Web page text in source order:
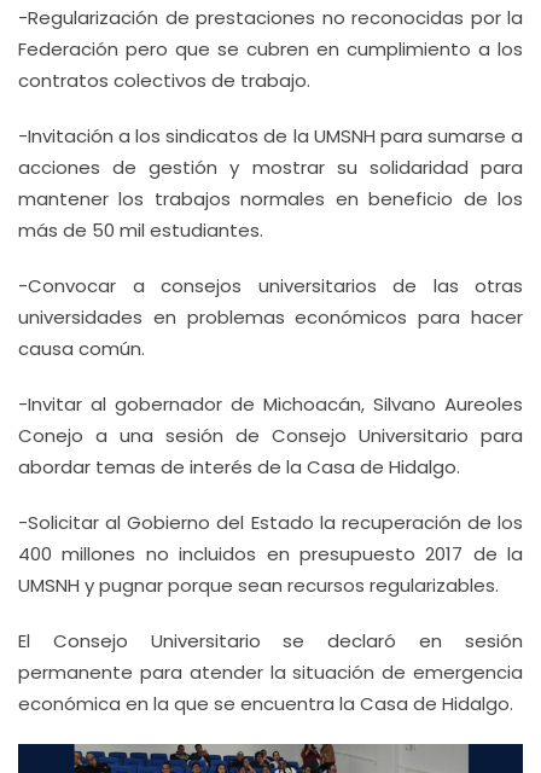
-Regularización de prestaciones no reconocidas por la
Federación pero que se cubren en cumplimiento a los
contratos colectivos de trabajo.
-Invitación a los sindicatos de la UMSNH para sumarse a
acciones de gestión y mostrar su solidaridad para
mantener los trabajos normales en beneficio de los
más de 50 mil estudiantes.
-Convocar a consejos universitarios de las otras
universidades en problemas económicos para hacer
causa común.
-Invitar al gobernador de Michoacán, Silvano Aureoles
Conejo a una sesión de Consejo Universitario para
abordar temas de interés de la Casa de Hidalgo.
-Solicitar al Gobierno del Estado la recuperación de los
400 millones no incluidos en presupuesto 2017 de la
UMSNH y pugnar porque sean recursos regularizables.
El Consejo Universitario se declaró en sesión
permanente para atender la situación de emergencia
económica en la que se encuentra la Casa de Hidalgo.